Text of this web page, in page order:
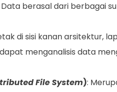
Data berasal dari berbagai
di sisi kanan arsitektur,
menganalisis data
File System):